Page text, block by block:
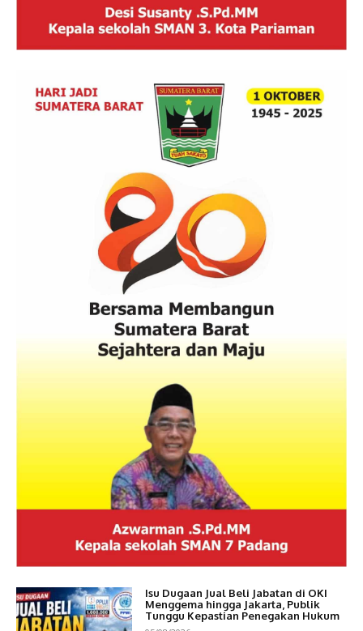
Isu Dugaan Jual Beli Jabatan di OKI
Menggema hingga Jakarta, Publik
Tunggu Kepastian Penegakan Hukum